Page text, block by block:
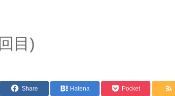
目)
Share Hatena Pocket